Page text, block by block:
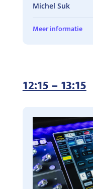
Michel Suk
Meer informatie
12:15 – 13:15